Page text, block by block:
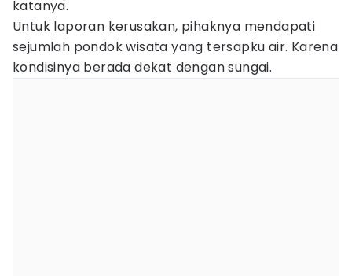
katanya.
Untuk laporan kerusakan, pihaknya mendapati
sejumlah pondok wisata yang tersapku air. Karena
kondisinya berada dekat dengan sungai.